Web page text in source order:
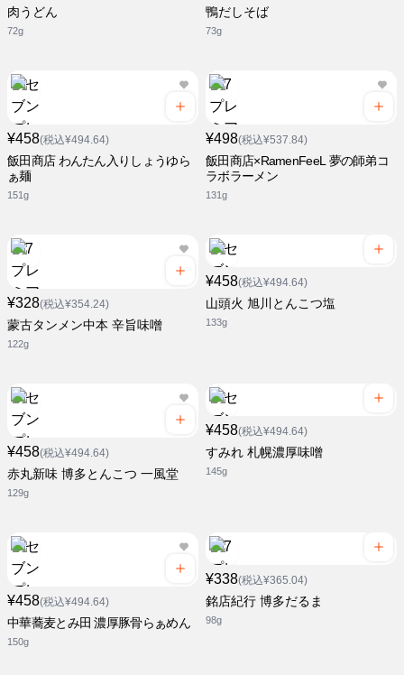
肉うどん
72g
鴨だしそば
73g
¥458(税込¥494.64)
飯田商店 わんたん入りしょうゆら
ぁ麺
151g
¥498(税込¥537.84)
飯田商店×RamenFeeL 夢の師弟コ
ラボラーメン
131g
¥328(税込¥354.24)
蒙古タンメン中本 辛旨味噌
122g
¥458(税込¥494.64)
山頭火 旭川とんこつ塩
133g
¥458(税込¥494.64)
赤丸新味 博多とんこつ 一風堂
129g
¥458(税込¥494.64)
すみれ 札幌濃厚味噌
145g
¥458(税込¥494.64)
中華蕎麦とみ田 濃厚豚骨らぁめん
150g
¥338(税込¥365.04)
銘店紀行 博多だるま
98g